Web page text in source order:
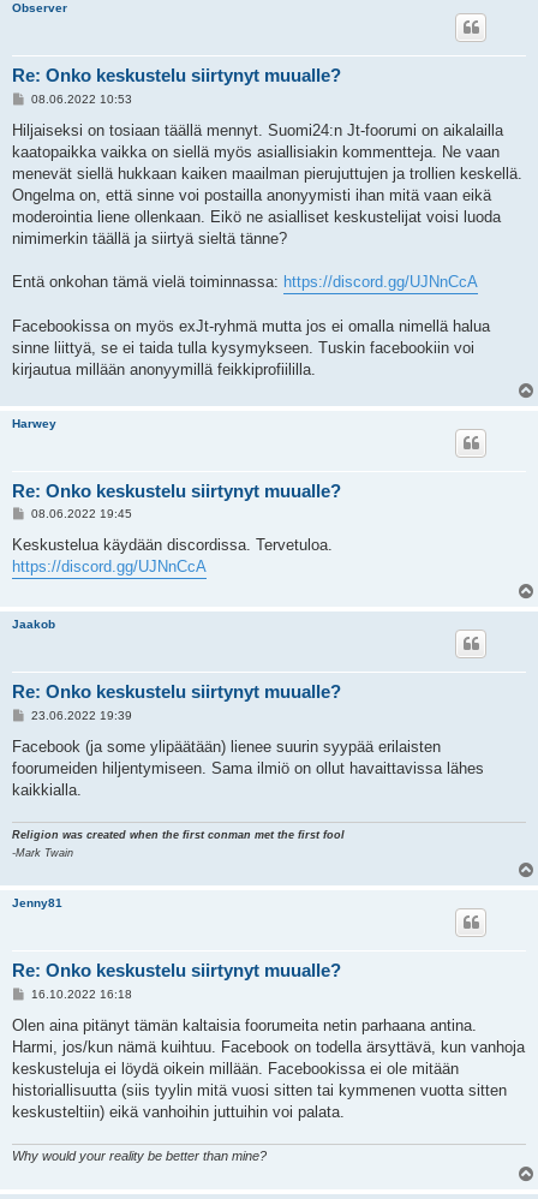
Observer
Re: Onko keskustelu siirtynyt muualle?
V
e
s
t
i
08.06.2022 10:53
Hiljaiseksi on tosiaan täällä mennyt. Suomi24:n Jt-foorumi on aikalailla
kaatopaikka vaikka on siellä myös asiallisiakin kommentteja. Ne vaan
menevät siellä hukkaan kaiken maailman pierujuttujen ja trollien keskellä.
Ongelma on, että sinne voi postailla anonyymisti ihan mitä vaan eikä
moderointia liene ollenkaan. Eikö ne asialliset keskustelijat voisi luoda
nimimerkin täällä ja siirtyä sieltä tänne?
Entä onkohan tämä vielä toiminnassa: https://discord.gg/UJNnCcA
Facebookissa on myös exJt-ryhmä mutta jos ei omalla nimellä halua
sinne liittyä, se ei taida tulla kysymykseen. Tuskin facebookiin voi
kirjautua millään anonyymillä feikkiprofiililla.
Harwey
Re: Onko keskustelu siirtynyt muualle?
V
e
t
08.06.2022 19:45
Keskustelua käydään discordissa. Tervetuloa.
https://discord.gg/UJNnCcA
Jaakob
Re: Onko keskustelu siirtynyt muualle?
V
e
t
i
23.06.2022 19:39
Facebook (ja some ylipäätään) lienee suurin syypää erilaisten
foorumeiden hiljentymiseen. Sama ilmiö on ollut havaittavissa lähes
kaikkialla.
Religion was created when the first conman met the first fool
-Mark Twain
Jenny81
Re: Onko keskustelu siirtynyt muualle?
V
e
t
i
16.10.2022 16:18
Olen aina pitänyt tämän kaltaisia foorumeita netin parhaana antina.
Harmi, jos/kun nämä kuihtuu. Facebook on todella ärsyttävä, kun vanhoja
keskusteluja ei löydä oikein millään. Facebookissa ei ole mitään
historiallisuutta (siis tyylin mitä vuosi sitten tai kymmenen vuotta sitten
keskusteltiin) eikä vanhoihin juttuihin voi palata.
Why would your reality be better than mine?